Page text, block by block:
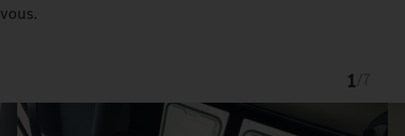
vous.
1